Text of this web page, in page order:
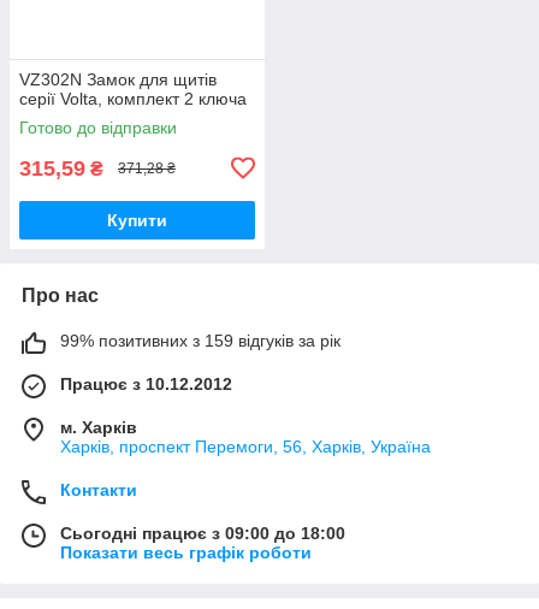
VZ302N Замок для щитів
серії Volta, комплект 2 ключа
Готово до відправки
315,59 ₴ 371,28 ₴
Купити
Про нас
99% позитивних з 159 відгуків за рік
Працює з 10.12.2012
м. Харків
Харків, проспект Перемоги, 56, Харків, Україна
Контакти
Сьогодні працює з 09:00 до 18:00
Показати весь графік роботи